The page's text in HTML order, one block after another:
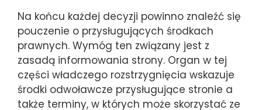
Na końcu każdej decyzji powinno znaleźć się
pouczenie o przysługujących środkach
prawnych. Wymóg ten związany jest z
zasadą informowania strony. Organ w tej
części władczego rozstrzygnięcia wskazuje
środki odwoławcze przysługujące stronie a
także terminy, w których może skorzystać ze